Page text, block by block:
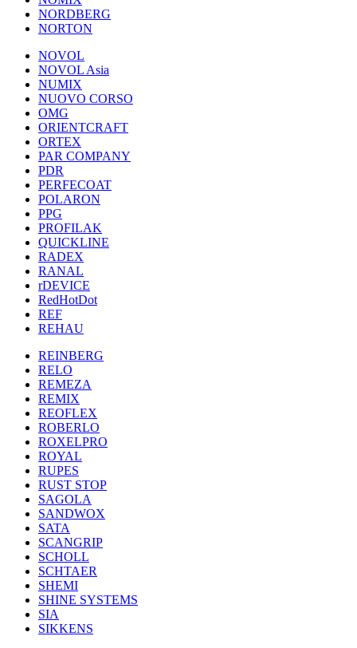
NORDBERG
NORTON
NOVOL
NOVOL Asia
NUMIX
NUOVO CORSO
OMG
ORIENTCRAFT
ORTEX
PAR COMPANY
PDR
PERFECOAT
POLARON
PPG
PROFILAK
QUICKLINE
RADEX
RANAL
rDEVICE
RedHotDot
REF
REHAU
REINBERG
RELO
REMEZA
REMIX
REOFLEX
ROBERLO
ROXELPRO
ROYAL
RUPES
RUST STOP
SAGOLA
SANDWOX
SATA
SCANGRIP
SCHOLL
SCHTAER
SHEMI
SHINE SYSTEMS
SIA
SIKKENS